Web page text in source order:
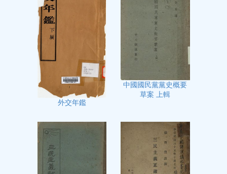
外交年鑑
中國國民黨黨史概要
草案 上輯